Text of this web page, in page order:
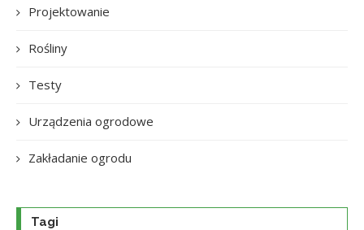
Projektowanie
Rośliny
Testy
Urządzenia ogrodowe
Zakładanie ogrodu
Tagi